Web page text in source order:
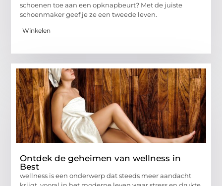
schoenen toe aan een opknapbeurt? Met de juiste
schoenmaker geef je ze een tweede leven.
Winkelen
Ontdek de geheimen van wellness in
Best
wellness is een onderwerp dat steeds meer aandacht